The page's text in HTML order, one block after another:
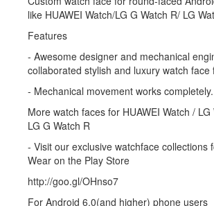
like HUAWEI Watch/LG G Watch R/ LG
Features
- Awesome designer and mechanical
collaborated stylish and luxury watch face
- Mechanical movement works completely.
More watch faces for HUAWEI Watch /
LG G Watch R
- Visit our exclusive watchface collections
Wear on the Play Store
http://goo.gl/OHnso7
For Android 6.0(and higher) phone users